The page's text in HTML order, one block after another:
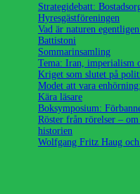
Strategidebatt:
Hyresgästföreningen
Vad är naturen
Battistoni
Sommarinsamling
Tema: Iran, imperialism
Kriget som slutet på
Modet att vara
Kära läsare
Boksymposium:
Röster från rörelser –
historien
Wolfgang Fritz Haug